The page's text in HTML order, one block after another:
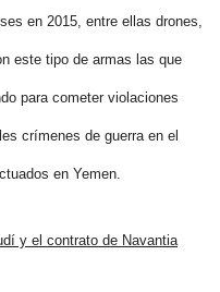
en 2015, entre ellas drones,
este tipo de armas las que
para cometer violaciones
crímenes de guerra en el
en Yemen.
y el contrato de Navantia